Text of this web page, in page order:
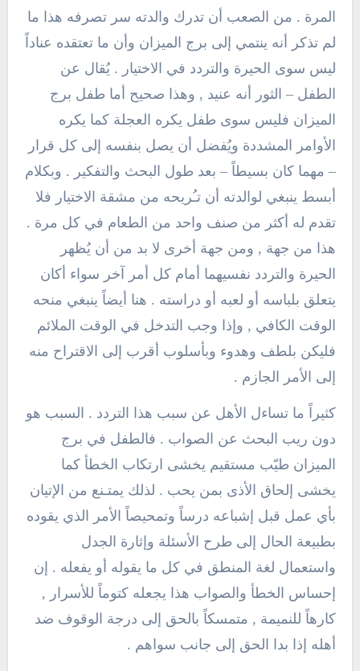
المرة . من الصعب أن تدرك والدته سر تصرفه هذا ما
لم تذكر أنه ينتمي إلى برج الميزان وأن ما تعتقده عناداً
ليس سوى الحيرة والتردد في الاختيار . يُقال عن
الطفل – الثور أنه عنيد , وهذا صحيح أما طفل برج
الميزان فليس سوى طفل يكره العجلة كما يكره
الأوامر المشددة ويُفضل أن يصل بنفسه إلى كل قرار
– مهما كان بسيطاً – بعد طول البحث والتفكير . وبكلام
أبسط ينبغي لوالدته أن تـُريحه من مشقة الاختيار فلا
تقدم له أكثر من صنف واحد من الطعام في كل مرة .
هذا من جهة , ومن جهة أخرى لا بد من أن يُظهر
الحيرة والتردد نفسيهما أمام كل أمر آخر سواء أكان
يتعلق بلباسه أو لعبه أو دراسته . هنا أيضاً ينبغي منحه
الوقت الكافي , وإذا وجب التدخل في الوقت الملائم
فليكن بلطف وهدوء وبأسلوب أقرب إلى الاقتراح منه
إلى الأمر الجازم .
كثيراً ما تساءل الأهل عن سبب هذا التردد . السبب هو
دون ريب البحث عن الصواب . فالطفل في برج
الميزان طيّب مستقيم يخشى ارتكاب الخطأ كما
يخشى إلحاق الأذى بمن يحب . لذلك يمتـنع من الإتيان
بأي عمل قبل إشباعه درساً وتمحيصاً الأمر الذي يقوده
بطبيعة الحال إلى طرح الأسئلة وإثارة الجدل
واستعمال لغة المنطق في كل ما يقوله أو يفعله . إن
إحساس الخطأ والصواب هذا يجعله كتوماً للأسرار ,
كارهاً للنميمة , متمسكاً بالحق إلى درجة الوقوف ضد
أهله إذا بدا الحق إلى جانب سواهم .